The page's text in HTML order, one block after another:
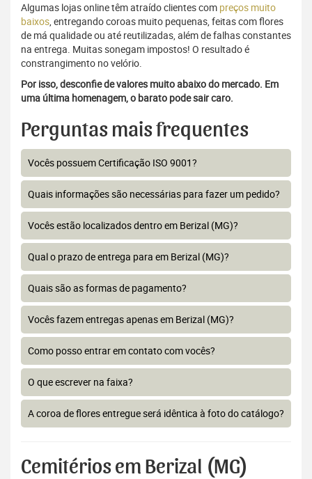
Algumas lojas online têm atraído clientes com preços muito
baixos, entregando coroas muito pequenas, feitas com flores
de má qualidade ou até reutilizadas, além de falhas constantes
na entrega. Muitas sonegam impostos! O resultado é
constrangimento no velório.
Por isso, desconfie de valores muito abaixo do mercado. Em
uma última homenagem, o barato pode sair caro.
Perguntas mais frequentes
Vocês possuem Certificação ISO 9001?
Quais informações são necessárias para fazer um pedido?
Vocês estão localizados dentro em Berizal (MG)?
Qual o prazo de entrega para em Berizal (MG)?
Quais são as formas de pagamento?
Vocês fazem entregas apenas em Berizal (MG)?
Como posso entrar em contato com vocês?
O que escrever na faixa?
A coroa de flores entregue será idêntica à foto do catálogo?
Cemitérios em Berizal (MG)